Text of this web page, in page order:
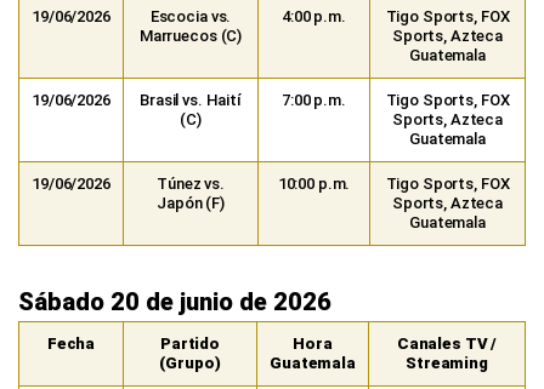
19/06/2026
Escocia vs.
Marruecos (C)
4:00 p.m.
Tigo Sports, FOX
Sports, Azteca
Guatemala
19/06/2026
Brasil vs. Haití
(C)
7:00 p.m.
Tigo Sports, FOX
Sports, Azteca
Guatemala
19/06/2026
Túnez vs.
Japón (F)
10:00 p.m.
Tigo Sports, FOX
Sports, Azteca
Guatemala
Sábado 20 de junio de 2026
Fecha
Partido
(Grupo)
Hora
Guatemala
Canales TV /
Streaming